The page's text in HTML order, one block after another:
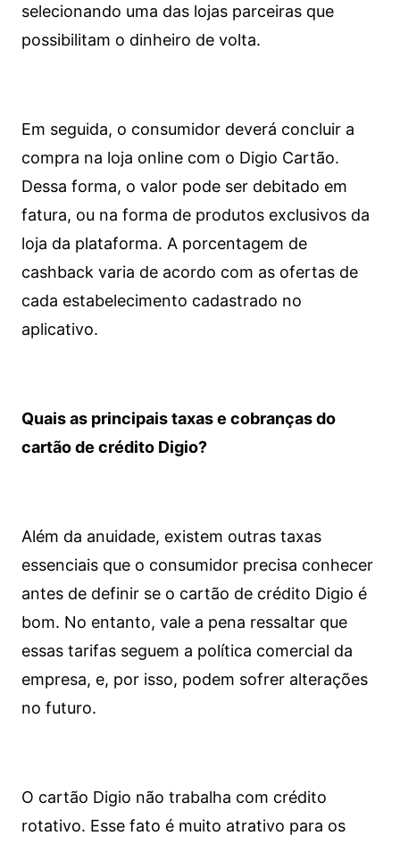
selecionando uma das lojas parceiras que
possibilitam o dinheiro de volta.
Em seguida, o consumidor deverá concluir a
compra na loja online com o Digio Cartão.
Dessa forma, o valor pode ser debitado em
fatura, ou na forma de produtos exclusivos da
loja da plataforma. A porcentagem de
cashback varia de acordo com as ofertas de
cada estabelecimento cadastrado no
aplicativo.
Quais as principais taxas e cobranças do
cartão de crédito Digio?
Além da anuidade, existem outras taxas
essenciais que o consumidor precisa conhecer
antes de definir se o cartão de crédito Digio é
bom. No entanto, vale a pena ressaltar que
essas tarifas seguem a política comercial da
empresa, e, por isso, podem sofrer alterações
no futuro.
O cartão Digio não trabalha com crédito
rotativo. Esse fato é muito atrativo para os